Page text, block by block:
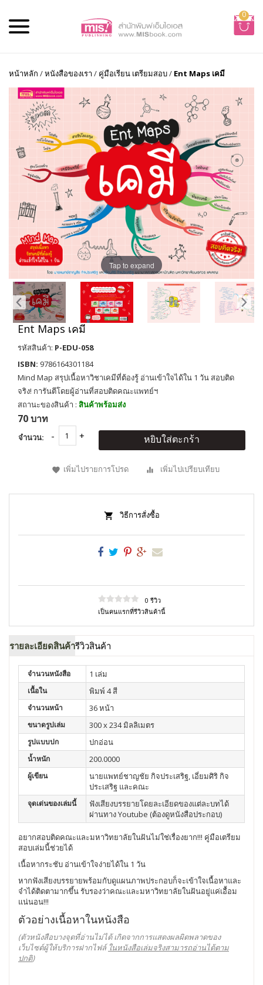
0
หน้าหลัก /หนังสือของเรา / คู่มือเรียน เตรียมสอบ/ Ent Maps เคมี
Tap to expand
Ent Maps เคมี
รหัสสินค้า: P-EDU-058
ISBN: 9786164301184
Mind Map สรุปเนื้อหาวิชาเคมีที่ต้องรู้ อ่านเข้าใจได้ใน 1 วัน สอบติด
จริง! การันตีโดยผู้อ่านที่สอบติดคณะแพทย์ฯ
สถานะของสินค้า : สินค้าพร้อมส่ง
70 บาท
จำนวน: หยิบใส่ตะกร้า
เพิ่มไปรายการโปรด เพิ่มไปเปรียบเทียบ
วิธีการสั่งซื้อ
0 รีวิว
เป็นคนแรกที่รีวิวสินค้านี้
รายละเอียดสินค้ารีวิวสินค้า
จำนวนหนังสือ 1 เล่ม
เนื้อใน พิมพ์ 4 สี
จำนวนหน้า 36 หน้า
ขนาดรูปเล่ม 300 x 234 มิลลิเมตร
รูปแบบปก ปกอ่อน
น้ำหนัก 200.0000
ผู้เขียน
นายแพทย์ชาญชัย กิจประเสริฐ, เอี่ยมศิริ กิจ
ประเสริฐ และคณะ
จุดเด่นของเล่มนี้
ฟังเสียงบรรยายโดยละเอียดของแต่ละบทได้
ผ่านทาง Youtube (ต้องดูหนังสือประกอบ)
อยากสอบติดคณะและมหาวิทยาลัยในฝันไม่ใช่เรื่องยาก!!! คู่มือเตรียม
สอบเล่มนี้ช่วยได้
เนื้อหากระชับ อ่านเข้าใจง่ายได้ใน 1 วัน
หากฟังเสียงบรรยายพร้อมกับดูแผนภาพประกอบก็จะเข้าใจเนื้อหาและ
จำได้ติดตามากขึ้น รับรองว่าคณะและมหาวิทยาลัยในฝันอยู่แค่เอื้อม
แน่นอน!!!
ตัวอย่างเนื้อหาในหนังสือ
(ตัวหนังสือบางจุดที่อ่านไม่ได้ เกิดจากการแสดงผลผิดพลาดของ
เว็บไซต์ผู้ให้บริการฝากไฟล์ ในหนังสือเล่มจริงสามารถอ่านได้ตาม
ปกติ)